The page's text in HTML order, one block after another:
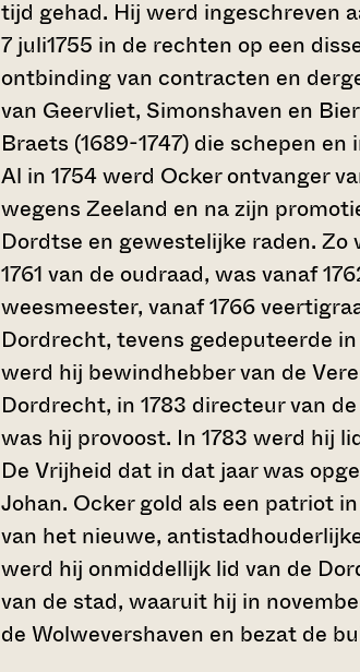
tijd gehad. Hij werd ingeschreven
7 juli1755 in de rechten op een
ontbinding van contracten en
van Geervliet, Simonshaven en
Braets (1689-1747) die schepen
Al in 1754 werd Ocker ontvanger
wegens Zeeland en na zijn
Dordtse en gewestelijke raden. Zo
1761 van de oudraad, was vanaf
weesmeester, vanaf 1766
Dordrecht, tevens gedeputeerde
werd hij bewindhebber van de
Dordrecht, in 1783 directeur van
was hij provoost. In 1783 werd hij
De Vrijheid dat in dat jaar was
Johan. Ocker gold als een patriot
van het nieuwe,
werd hij onmiddellijk lid van de
van de stad, waaruit hij in
de Wolwevershaven en bezat de